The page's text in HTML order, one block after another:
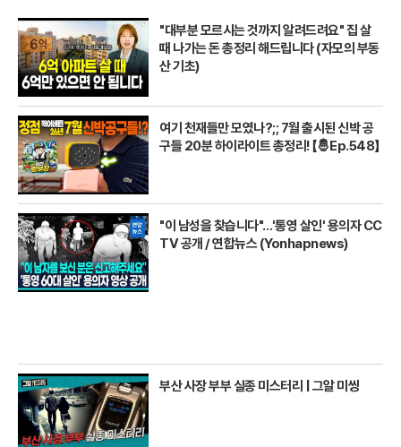
"대부분 모르시는 것까지 알려드려요" 집 살
때 나가는 돈 총정리 해드립니다 (자모의 부동
산 기초)
여기 천재들만 모였나?;; 7월 출시된 신박 공
구들 20분 하이라이트 총정리! 【🤴Ep.548】
"이 남성을 찾습니다"…'통영 살인' 용의자 CC
TV 공개 / 연합뉴스 (Yonhapnews)
부산 사장 부부 실종 미스터리 | 그알 미씽